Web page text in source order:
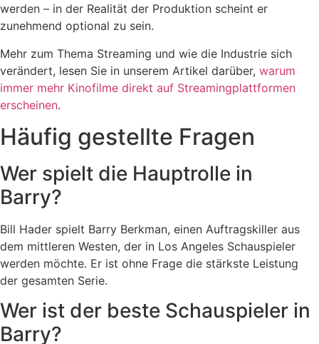
werden – in der Realität der Produktion scheint er
zunehmend optional zu sein.
Mehr zum Thema Streaming und wie die Industrie sich
verändert, lesen Sie in unserem Artikel darüber, warum
immer mehr Kinofilme direkt auf Streamingplattformen
erscheinen.
Häufig gestellte Fragen
Wer spielt die Hauptrolle in
Barry?
Bill Hader spielt Barry Berkman, einen Auftragskiller aus
dem mittleren Westen, der in Los Angeles Schauspieler
werden möchte. Er ist ohne Frage die stärkste Leistung
der gesamten Serie.
Wer ist der beste Schauspieler in
Barry?